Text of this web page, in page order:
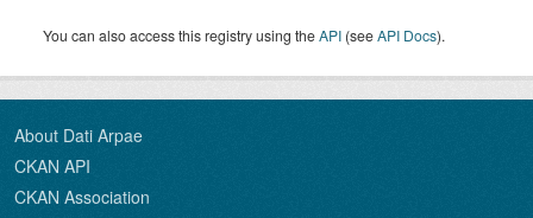
You can also access this registry using theAPI (seeAPI Docs).
About Dati Arpae
CKAN API
CKAN Association